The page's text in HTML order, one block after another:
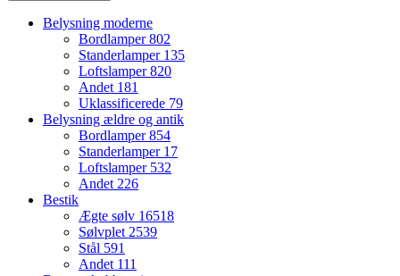
Belysning moderne
Bordlamper802
Standerlamper 135
Loftslamper820
Andet 181
Uklassificerede 79
Belysning ældre og antik
Bordlamper854
Standerlamper 17
Loftslamper 532
Andet226
Bestik
Ægte sølv 16518
Sølvplet2539
Stål 591
Andet 111